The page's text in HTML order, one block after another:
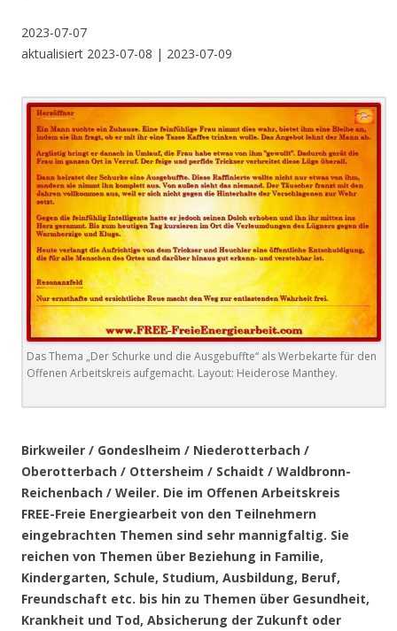
2023-07-07
aktualisiert 2023-07-08 | 2023-07-09
Das Thema „Der Schurke und die Ausgebuffte“ als Werbekarte für den
Offenen Arbeitskreis aufgemacht. Layout: Heiderose Manthey.
Birkweiler / Gondeslheim / Niederotterbach /
Oberotterbach / Ottersheim / Schaidt / Waldbronn-
Reichenbach / Weiler. Die im Offenen Arbeitskreis
FREE-Freie Energiearbeit von den Teilnehmern
eingebrachten Themen sind sehr mannigfaltig. Sie
reichen von Themen über Beziehung in Familie,
Kindergarten, Schule, Studium, Ausbildung, Beruf,
Freundschaft etc. bis hin zu Themen über Gesundheit,
Krankheit und Tod, Absicherung der Zukunft oder